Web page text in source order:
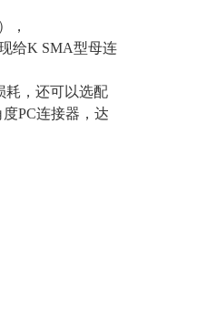
），
给K SMA型母连
耗，还可以选配
度PC连接器，达